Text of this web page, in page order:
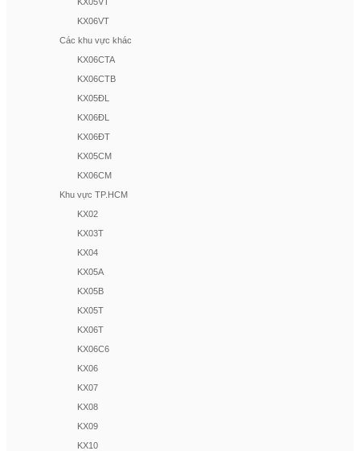
KX06VT
Các khu vực khác
KX06CTA
KX06CTB
KX05ĐL
KX06ĐL
KX06ĐT
KX05CM
KX06CM
Khu vực TP.HCM
KX02
KX03T
KX04
KX05A
KX05B
KX05T
KX06T
KX06C6
KX06
KX07
KX08
KX09
KX10